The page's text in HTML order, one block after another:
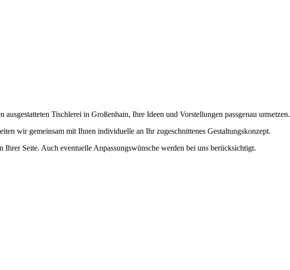
Tischlerei in Großenhain, Ihre Ideen und Vorstellungen passgenau umsetzen.
wir gemeinsam mit Ihnen individuelle an Ihr zugeschnittenes Gestaltungskonzept.
Seite. Auch eventuelle Anpassungswünsche werden bei uns berücksichtigt.